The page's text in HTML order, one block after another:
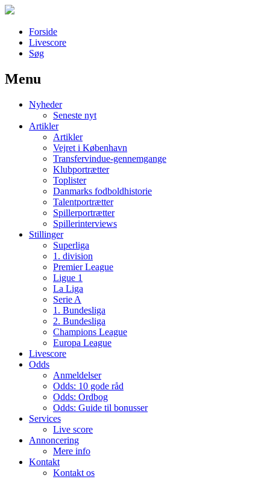
Forside
Livescore
Søg
Наши партнеры
лучшие займы
Menu
Nyheder
Seneste nyt
Artikler
Artikler
Vejret i København
Transfervindue-gennemgange
Klubportrætter
Toplister
Danmarks fodboldhistorie
Talentportrætter
Spillerportrætter
Spillerinterviews
Stillinger
Superliga
1. division
Premier League
Ligue 1
La Liga
Serie A
1. Bundesliga
2. Bundesliga
Champions League
Europa League
Livescore
Odds
Anmeldelser
Odds: 10 gode råd
Odds: Ordbog
Odds: Guide til bonusser
Services
Live score
Annoncering
Mere info
Kontakt
Kontakt os